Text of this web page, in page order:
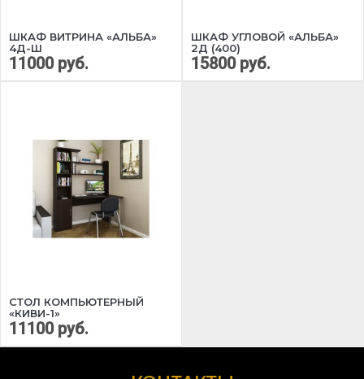
ШКАФ ВИТРИНА «АЛЬБА»
4Д-Ш
11000 руб.
ШКАФ УГЛОВОЙ «АЛЬБА»
2Д (400)
15800 руб.
СТОЛ КОМПЬЮТЕРНЫЙ
«КИВИ-1»
11100 руб.